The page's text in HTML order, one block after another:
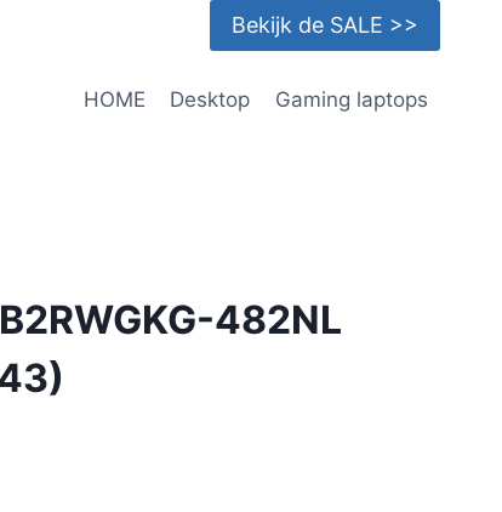
Bekijk de SALE >>
HOME Desktop Gaming laptops
482NL